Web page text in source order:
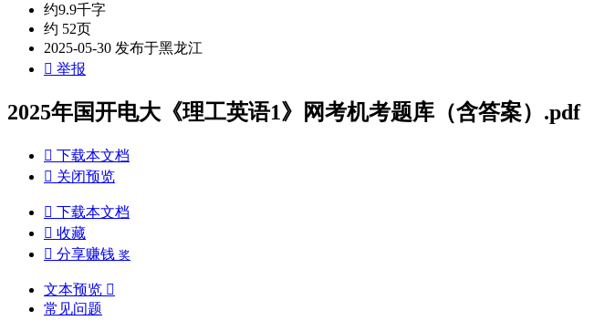
约9.9千字
约 52页
2025-05-30 发布于黑龙江
 举报
2025年国开电大《理工英语1》网考机考题库（含答案）.pdf
 下载本文档
 关闭预览
 下载本文档
 收藏
 分享赚钱 奖
文本预览 
常见问题